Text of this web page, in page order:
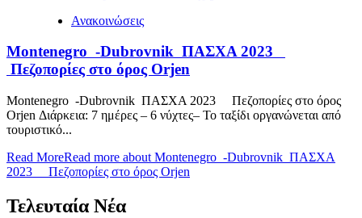
Ανακοινώσεις
Montenegro -Dubrovnik ΠΑΣΧΑ 2023
Πεζοπορίες στο όρος Orjen
Montenegro -Dubrovnik ΠΑΣΧΑ 2023 Πεζοπορίες στο όρος
Orjen Διάρκεια: 7 ημέρες – 6 νύχτες– Το ταξίδι οργανώνεται από
τουριστικό...
Read MoreRead more about Montenegro -Dubrovnik ΠΑΣΧΑ
2023 Πεζοπορίες στο όρος Orjen
Τελευταία Νέα